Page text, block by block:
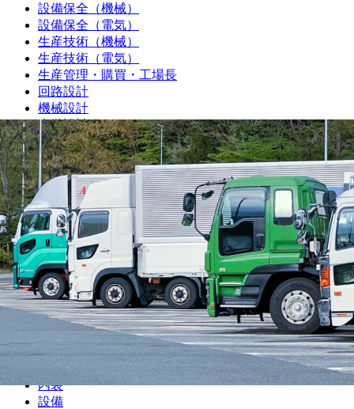
設備保全（機械）
設備保全（電気）
生産技術（機械）
生産技術（電気）
生産管理・購買・工場長
回路設計
機械設計
光学設計
金型設計
CAE解析
ソフトウェア開発・組み込み
研究・開発・企画
テクニカルライター
職人
大工
鳶
建設
解体
塗装
左官
内装
設備